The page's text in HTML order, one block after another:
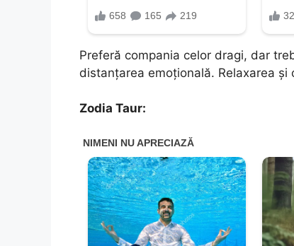
Preferă compania celor dragi, dar
distanțarea emoțională. Relaxarea
Zodia Taur: